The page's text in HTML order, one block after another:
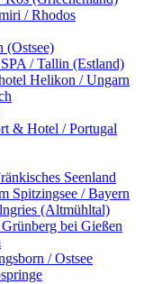
/ Rhodos
(Ostsee)
/ Tallin (Estland)
Helikon / Ungarn
& Hotel / Portugal
Seenland
Spitzingsee / Bayern
(Altmühltal)
bei Gießen
/ Ostsee